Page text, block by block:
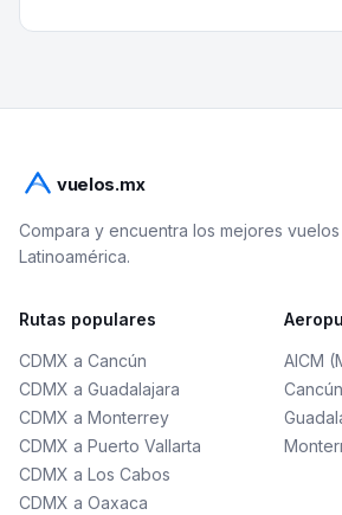
vuelos.mx
Compara y encuentra los mejores
Latinoamérica.
Rutas populares
CDMX a Cancún
CDMX a Guadalajara
CDMX a Monterrey
CDMX a Puerto Vallarta
CDMX a Los Cabos
CDMX a Oaxaca
AICM